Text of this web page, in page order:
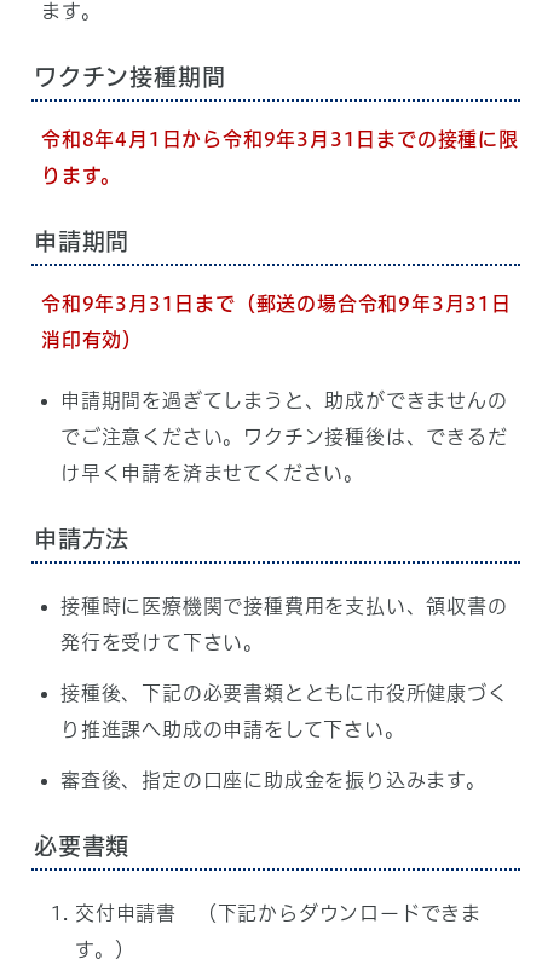
ます。
ワクチン接種期間
令和8年4月1日から令和9年3月31日 までの接種に限
ります。
申請期間
令和9年3 月31日まで（郵送の場合令和9年3月31日
消印有効）
申請期間を過ぎてしまうと、助成ができませんの
でご注意ください。ワクチン接種後は、できるだ
け早く申請を済ませてください。
申請方法
接種時に医療機関で接種費用を支払い、領収書の
発行を受けて下さい。
接種後、下記の必要書類とともに市役所健康づく
り推進課へ助成の申請をして下さい。
審査後、指定の口座に助成金を振り込みます。
必要書類
交付申請書 （下記からダウンロードできま
す。）